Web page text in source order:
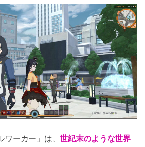
ワーカー」は、世紀末のような世界